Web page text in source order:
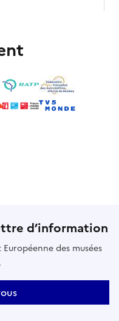
d’information
des musées